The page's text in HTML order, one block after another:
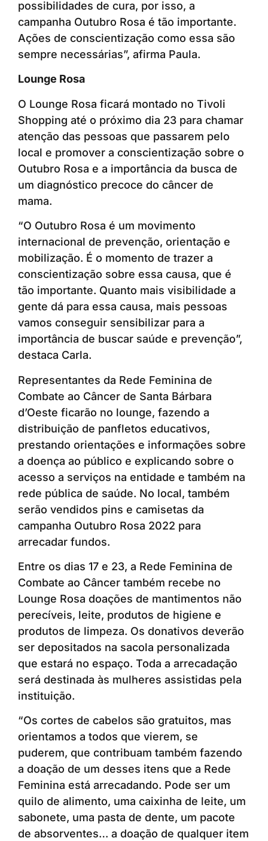
possibilidades de cura, por isso, a
campanha Outubro Rosa é tão importante.
Ações de conscientização como essa são
sempre necessárias”, afirma Paula.
Lounge Rosa
O Lounge Rosa ficará montado no Tivoli
Shopping até o próximo dia 23 para chamar
atenção das pessoas que passarem pelo
local e promover a conscientização sobre o
Outubro Rosa e a importância da busca de
um diagnóstico precoce do câncer de
mama.
“O Outubro Rosa é um movimento
internacional de prevenção, orientação e
mobilização. É o momento de trazer a
conscientização sobre essa causa, que é
tão importante. Quanto mais visibilidade a
gente dá para essa causa, mais pessoas
vamos conseguir sensibilizar para a
importância de buscar saúde e prevenção”,
destaca Carla.
Representantes da Rede Feminina de
Combate ao Câncer de Santa Bárbara
d’Oeste ficarão no lounge, fazendo a
distribuição de panfletos educativos,
prestando orientações e informações sobre
a doença ao público e explicando sobre o
acesso a serviços na entidade e também na
rede pública de saúde. No local, também
serão vendidos pins e camisetas da
campanha Outubro Rosa 2022 para
arrecadar fundos.
Entre os dias 17 e 23, a Rede Feminina de
Combate ao Câncer também recebe no
Lounge Rosa doações de mantimentos não
perecíveis, leite, produtos de higiene e
produtos de limpeza. Os donativos deverão
ser depositados na sacola personalizada
que estará no espaço. Toda a arrecadação
será destinada às mulheres assistidas pela
instituição.
“Os cortes de cabelos são gratuitos, mas
orientamos a todos que vierem, se
puderem, que contribuam também fazendo
a doação de um desses itens que a Rede
Feminina está arrecadando. Pode ser um
quilo de alimento, uma caixinha de leite, um
sabonete, uma pasta de dente, um pacote
de absorventes… a doação de qualquer item